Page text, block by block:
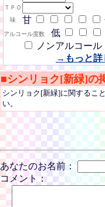
ＴＰＯ
味
甘
アルコール度数 低
ノンアルコール
→もっと詳
■シンリョク[新緑]の
シンリョク[新緑]に関するこ
い。
あなたのお名前：
コメント：